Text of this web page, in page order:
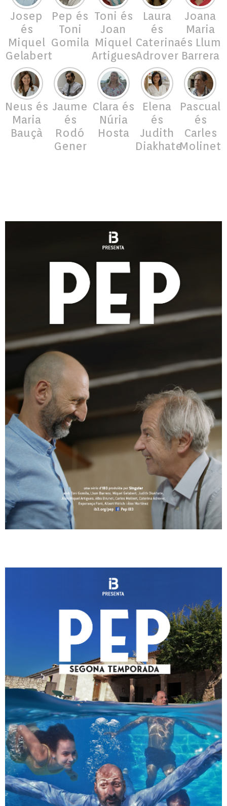
Josep
és
Miquel
Gelabert
Pep és
Toni
Gomila
Toni és
Joan
Miquel
Artigues
Laura
és
Caterina
Adrover
Joana
Maria
és Llum
Barrera
Neus és
Maria
Bauçà
Jaume
és
Rodó
Gener
Clara és
Núria
Hosta
Elena
és
Judith
Diakhate
Pascual
és
Carles
Molinet